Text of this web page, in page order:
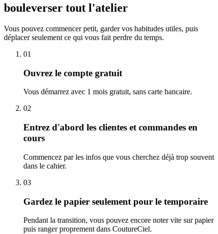
bouleverser tout l'atelier
Vous pouvez commencer petit, garder vos habitudes utiles, puis
déplacer seulement ce qui vous fait perdre du temps.
01
Ouvrez le compte gratuit
Vous démarrez avec 1 mois gratuit, sans carte bancaire.
02
Entrez d'abord les clientes et commandes en
cours
Commencez par les infos que vous cherchez déjà trop souvent
dans le cahier.
03
Gardez le papier seulement pour le temporaire
Pendant la transition, vous pouvez encore noter vite sur papier
puis ranger proprement dans CoutureCiel.